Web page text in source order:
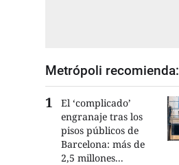
Metrópoli recomienda:
El ‘complicado’
engranaje tras los
pisos públicos de
Barcelona: más de
2,5 millones...